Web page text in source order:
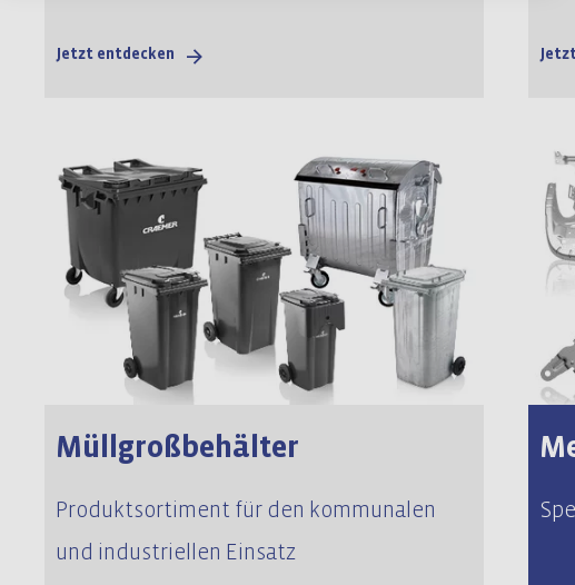
Jetzt entdecken
Müllgroßbehälter
Produktsortiment für den kommunalen
und industriellen Einsatz